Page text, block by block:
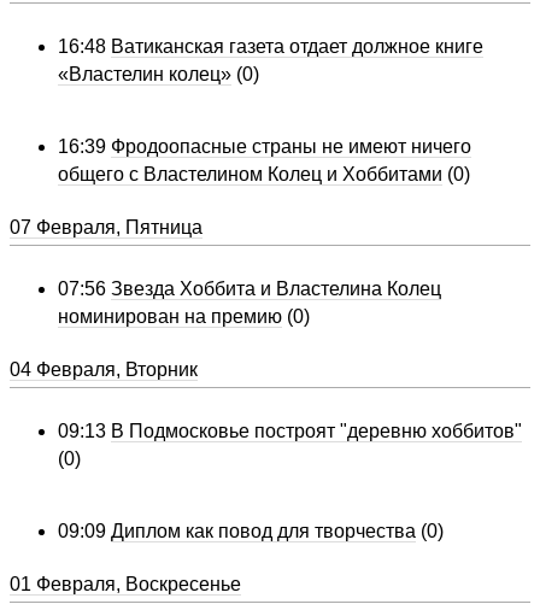
16:48 Ватиканская газета отдает должное книге
«Властелин колец» (0)
16:39 Фродоопасные страны не имеют ничего
общего с Властелином Колец и Хоббитами (0)
07 Февраля, Пятница
07:56 Звезда Хоббита и Властелина Колец
номинирован на премию (0)
04 Февраля, Вторник
09:13 В Подмосковье построят "деревню хоббитов"
(0)
09:09 Диплом как повод для творчества (0)
01 Февраля, Воскресенье